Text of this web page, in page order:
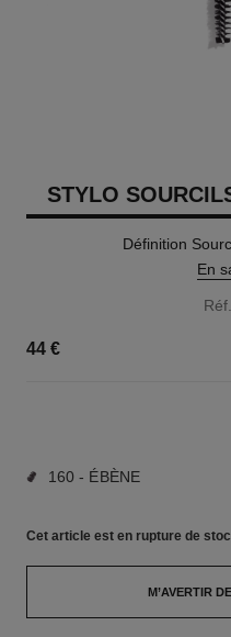
STYLO
Définition
En
44 €
160 - ÉBÈNE
Cet article est en rupture de
M’AVERTIR